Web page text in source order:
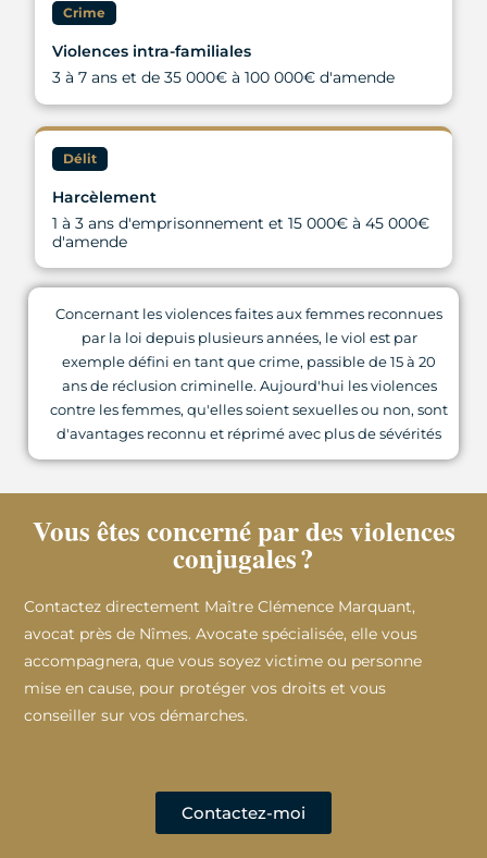
Crime
Violences intra-familiales
3 à 7 ans et de 35 000€ à 100 000€ d'amende
Délit
Harcèlement
1 à 3 ans d'emprisonnement et 15 000€ à 45 000€
d'amende
Concernant les violences faites aux femmes reconnues
par la loi depuis plusieurs années, le viol est par
exemple défini en tant que crime, passible de 15 à 20
ans de réclusion criminelle. Aujourd'hui les violences
contre les femmes, qu'elles soient sexuelles ou non, sont
d'avantages reconnu et réprimé avec plus de sévérités
Vous êtes concerné par des violences
conjugales ?
Contactez directement Maître Clémence Marquant,
avocat près de Nîmes. Avocate spécialisée, elle vous
accompagnera, que vous soyez victime ou personne
mise en cause, pour protéger vos droits et vous
conseiller sur vos démarches.
Contactez-moi